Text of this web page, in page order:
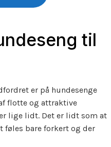
til
er på hundesenge
flotte og attraktive
lige lidt. Det er lidt som at
føles bare forkert og der